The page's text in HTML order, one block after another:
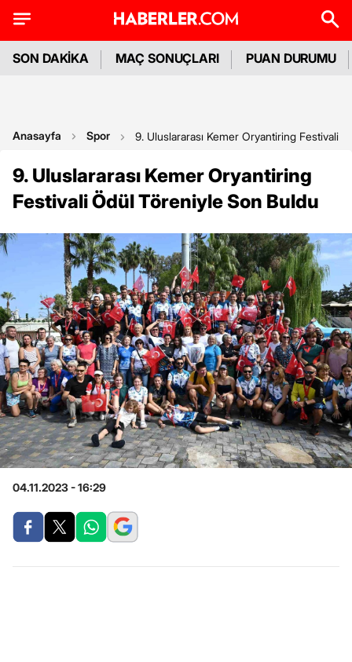
SON DAKİKA MAÇ SONUÇLARI PUAN DURUMU
Anasayfa Spor 9. Uluslararası Kemer Oryantiring Festivali
9. Uluslararası Kemer Oryantiring
Festivali Ödül Töreniyle Son Buldu
04.11.2023 - 16:29